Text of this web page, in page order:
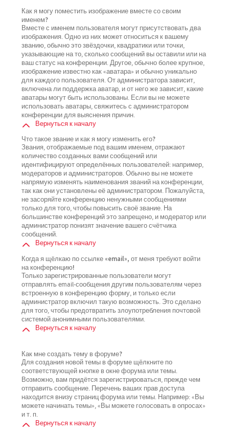
Как я могу поместить изображение вместе со своим
именем?
Вместе с именем пользователя могут присутствовать два
изображения. Одно из них может относиться к вашему
званию, обычно это звёздочки, квадратики или точки,
указывающие на то, сколько сообщений вы оставили или на
ваш статус на конференции. Другое, обычно более крупное,
изображение известно как «аватара» и обычно уникально
для каждого пользователя. От администратора зависит,
включена ли поддержка аватар, и от него же зависит, какие
аватары могут быть использованы. Если вы не можете
использовать аватары, свяжитесь с администратором
конференции для выяснения причин.
Вернуться к началу
Что такое звание и как я могу изменить его?
Звания, отображаемые под вашим именем, отражают
количество созданных вами сообщений или
идентифицируют определённых пользователей: например,
модераторов и администраторов. Обычно вы не можете
напрямую изменять наименования званий на конференции,
так как они установлены её администратором. Пожалуйста,
не засоряйте конференцию ненужными сообщениями
только для того, чтобы повысить своё звание. На
большинстве конференций это запрещено, и модератор или
администратор понизят значение вашего счётчика
сообщений.
Вернуться к началу
Когда я щёлкаю по ссылке «email», от меня требуют войти
на конференцию!
Только зарегистрированные пользователи могут
отправлять email-сообщения другим пользователям через
встроенную в конференцию форму, и только если
администратор включил такую возможность. Это сделано
для того, чтобы предотвратить злоупотребления почтовой
системой анонимными пользователями.
Вернуться к началу
Как мне создать тему в форуме?
Для создания новой темы в форуме щёлкните по
соответствующей кнопке в окне форума или темы.
Возможно, вам придётся зарегистрироваться, прежде чем
отправить сообщение. Перечень ваших прав доступа
находится внизу страниц форума или темы. Например: «Вы
можете начинать темы», «Вы можете голосовать в опросах»
и т. п.
Вернуться к началу